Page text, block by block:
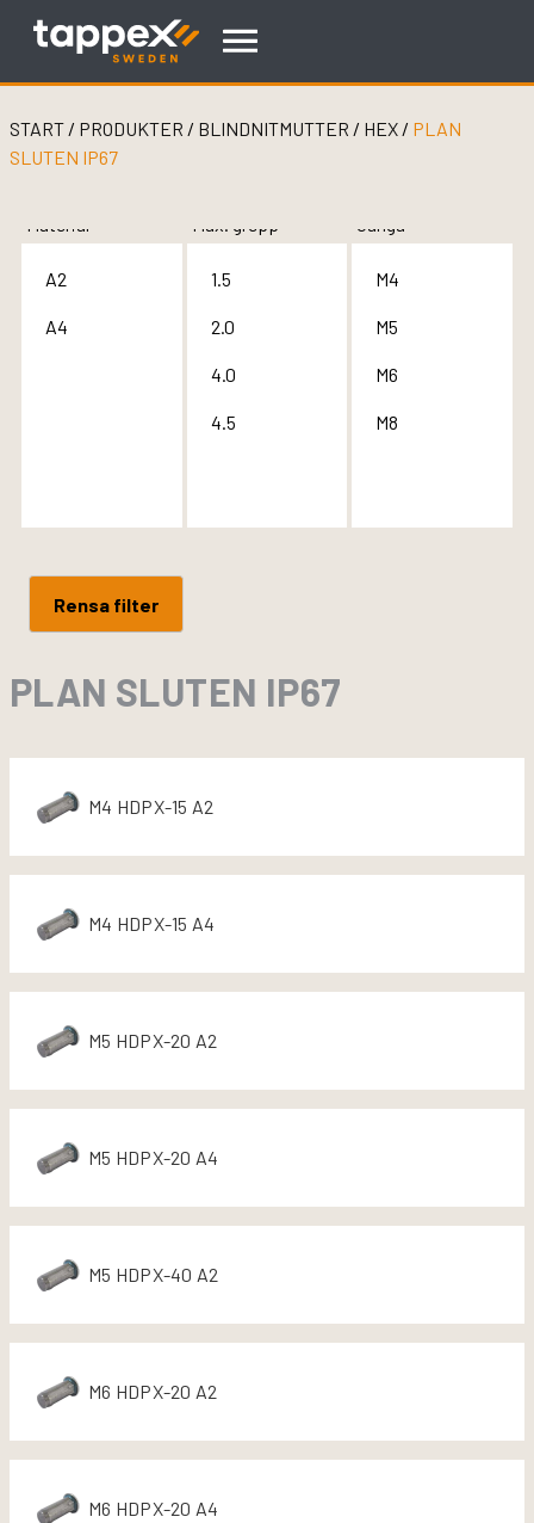
START / PRODUKTER / BLINDNITMUTTER / HEX / PLAN
SLUTEN IP67
A2
Material
A4
1.5
2.0
4.0
Max. grepp
4.5
M4
M5
M6
Gänga
M8
Rensa filter
PLAN SLUTEN IP67
M4 HDPX-15 A2
M4 HDPX-15 A4
M5 HDPX-20 A2
M5 HDPX-20 A4
M5 HDPX-40 A2
M6 HDPX-20 A2
M6 HDPX-20 A4